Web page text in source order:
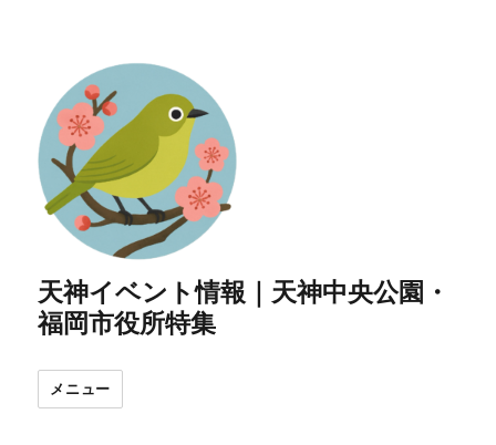
天神イベント情報｜天神中央公園・
福岡市役所特集
メニュー